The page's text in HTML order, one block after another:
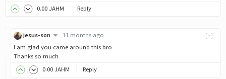
0.00 JAHM Reply
[-]
jesus-son
11 months ago
I am glad you came around this bro
Thanks so much
0.00 JAHM Reply